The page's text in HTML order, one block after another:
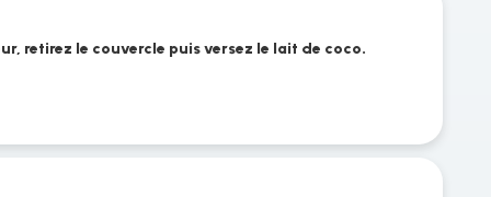
retirez le couvercle puis versez le lait de coco.